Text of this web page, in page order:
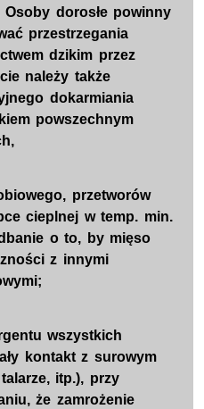
Osoby dorosłe powinny
przestrzegania
dzikim przez
należy także
dokarmiania
powszechnym
przetworów
cieplnej w temp. min.
o to, by mięso
z innymi
wszystkich
kontakt z surowym
itp.), przy
że zamrożenie